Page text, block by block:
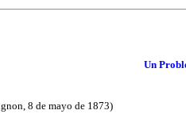
Un
8 de mayo de 1873)